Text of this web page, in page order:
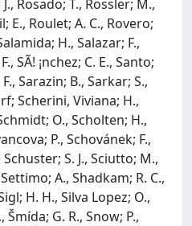
Rosado; T., Rossler; M.,
E., Roulet; A. C., Rovero;
H., Salazar; F.,
SÃ! ¡nchez; C. E., Santo;
Sarazin; B., Sarkar; S.,
Scherini, Viviana; H.,
O., Scholten; H.,
P., Schovánek; F.,
S. J., Sciutto; M.,
A., Shadkam; R. C.,
H. H., Silva Lopez; O.,
Šmída; G. R., Snow; P.,